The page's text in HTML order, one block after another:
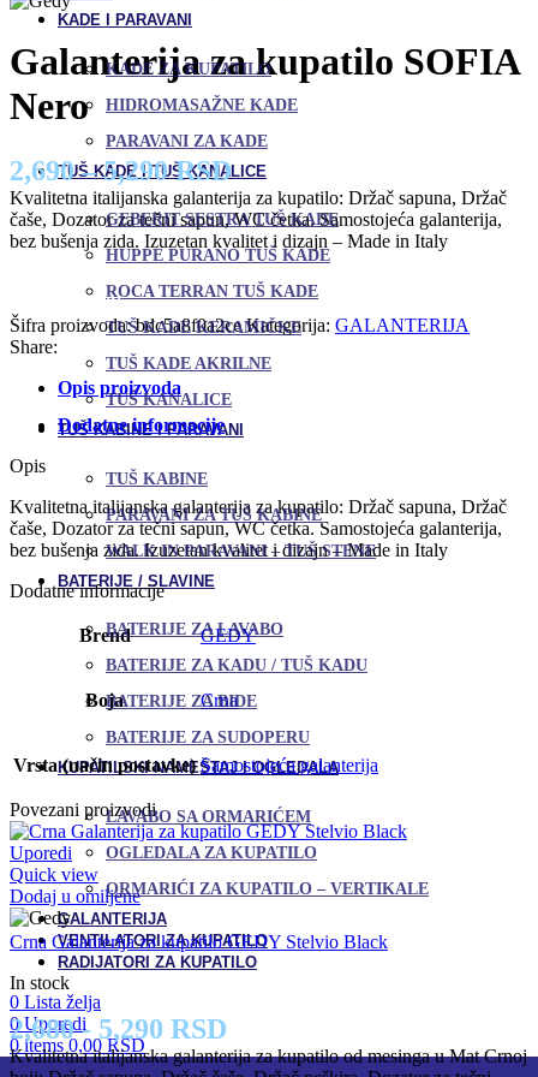
KADE I PARAVANI
KADE ZA KUPATILO
HIDROMASAŽNE KADE
PARAVANI ZA KADE
TUŠ KADE I TUŠ KANALICE
GEBERIT SESTRA TUŠ KADE
HUPPE PURANO TUŠ KADE
ROCA TERRAN TUŠ KADE
TUŠ KADE KERAMIČKE
TUŠ KADE AKRILNE
TUŠ KANALICE
TUŠ KABINE I PARAVANI
TUŠ KABINE
PARAVANI ZA TUŠ KABINE
WALK IN PARAVANI – TUŠ STENE
BATERIJE / SLAVINE
BATERIJE ZA LAVABO
BATERIJE ZA KADU / TUŠ KADU
BATERIJE ZA BIDE
BATERIJE ZA SUDOPERU
KUPATILSKI NAMEŠTAJ I OGLEDALA
LAVABO SA ORMARIĆEM
OGLEDALA ZA KUPATILO
ORMARIĆI ZA KUPATILO – VERTIKALE
GALANTERIJA
VENTILATORI ZA KUPATILO
RADIJATORI ZA KUPATILO
0 Lista želja
0 Uporedi
0items 0,00RSD
Galanterija za kupatilo SOFIA
Nero
2,690 – 5,290 RSD
Kvalitetna italijanska galanterija za kupatilo: Držač sapuna, Držač
čaše, Dozator za tečni sapun, WC četka. Samostojeća galanterija,
bez bušenja zida. Izuzetan kvalitet i dizajn – Made in Italy
Dodaj u omiljene
Šifra proizvoda:bdc5a8f0a2ceKategorija: GALANTERIJA
Share:
Opis proizvoda
Dodatne informacije
Opis
Kvalitetna italijanska galanterija za kupatilo: Držač sapuna, Držač
čaše, Dozator za tečni sapun, WC četka. Samostojeća galanterija,
bez bušenja zida. Izuzetan kvalitet i dizajn – Made in Italy
Dodatne informacije
Brend GEDY
Boja Crna
Vrsta (način postavke) Samostojeća galanterija
Povezani proizvodi
Uporedi
Quick view
Dodaj u omiljene
Crna Galanterija za kupatilo GEDY Stelvio Black
In stock
2,680 - 5,290 RSD
Kvalitetna italijanska galanterija za kupatilo od mesinga u Mat Crnoj